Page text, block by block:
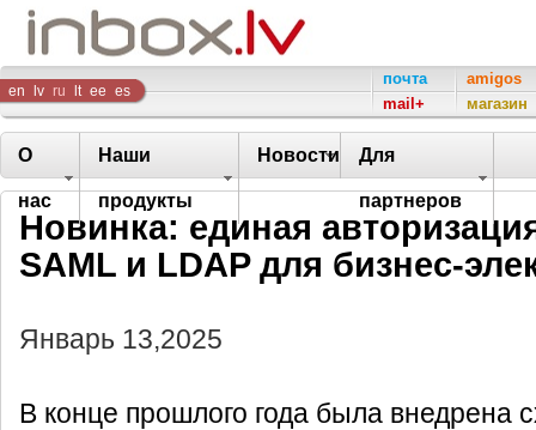
Inbox
Company
en lv ru lt ee es
почта
mail+
amigos
магазин
О
нас
Наши
продукты
Новости Для
партнеров
Новинка: единая
SAML и LDAP для бизнес-
Январь 13,2025
В конце прошлого года была внедрена